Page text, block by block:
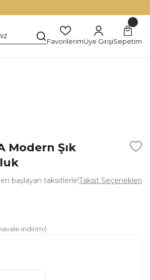
FavorilerimÜye GirişiSepetim
Modern Şık
başlayan taksitlerle!Taksit Seçenekleri
indirimi)